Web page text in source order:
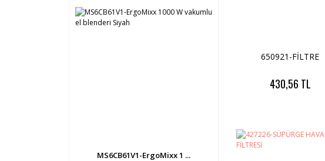
MS6CB61V1-ErgoMixx 1 ...
650921-FİLTRE
430,56 TL